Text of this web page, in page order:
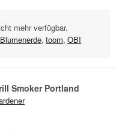
mehr verfügbar.
, toom, OBI
Smoker Portland